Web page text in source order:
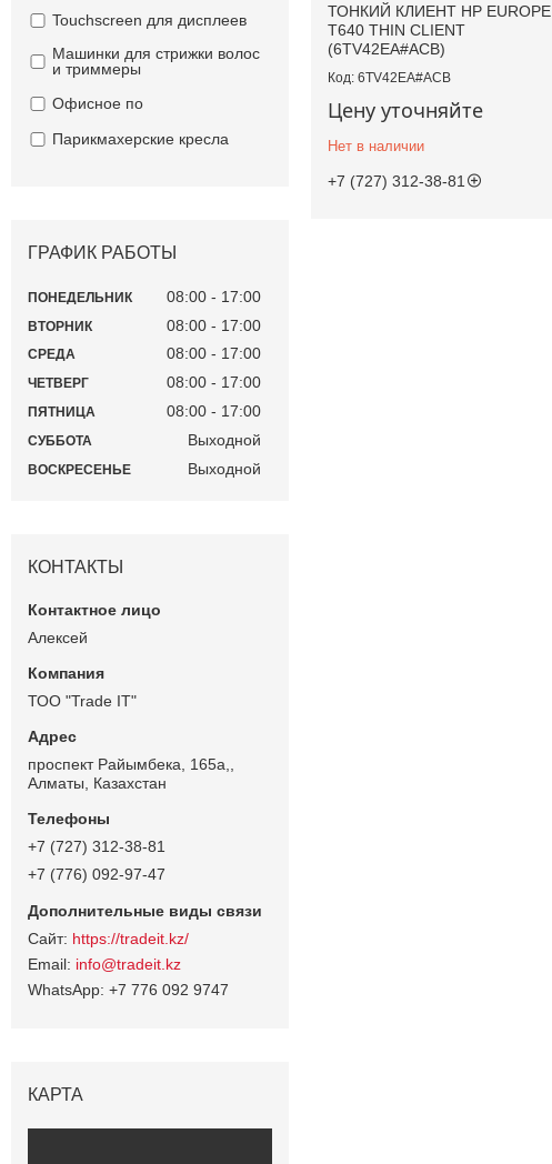
ТОНКИЙ КЛИЕНТ HP EUROPE
T640 THIN CLIENT
(6TV42EA#ACB)
6TV42EA#ACB
Цену уточняйте
Нет в наличии
+7 (727) 312-38-81
Touchscreen для дисплеев
Машинки для стрижки волос
и триммеры
Офисное по
Парикмахерские кресла
ГРАФИК РАБОТЫ
ПОНЕДЕЛЬНИК 08:00 17:00
ВТОРНИК 08:00 17:00
СРЕДА 08:00 17:00
ЧЕТВЕРГ 08:00 17:00
ПЯТНИЦА 08:00 17:00
СУББОТА Выходной
ВОСКРЕСЕНЬЕ Выходной
КОНТАКТЫ
Алексей
ТОО "Trade IT"
проспект Райымбека, 165а,,
Алматы, Казахстан
+7 (727) 312-38-81
+7 (776) 092-97-47
https://tradeit.kz/
info@tradeit.kz
+7 776 092 9747
КАРТА